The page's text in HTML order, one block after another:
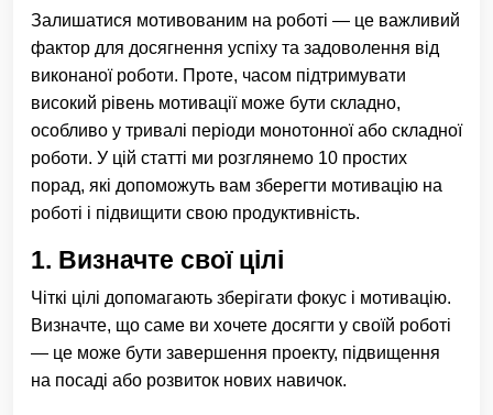
Залишатися мотивованим на роботі — це важливий
фактор для досягнення успіху та задоволення від
виконаної роботи. Проте, часом підтримувати
високий рівень мотивації може бути складно,
особливо у тривалі періоди монотонної або складної
роботи. У цій статті ми розглянемо 10 простих
порад, які допоможуть вам зберегти мотивацію на
роботі і підвищити свою продуктивність.
1. Визначте свої цілі
Чіткі цілі допомагають зберігати фокус і мотивацію.
Визначте, що саме ви хочете досягти у своїй роботі
— це може бути завершення проекту, підвищення
на посаді або розвиток нових навичок.